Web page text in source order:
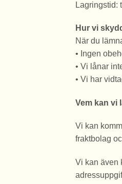
Lagringstid:
Hur vi
När du
• Ingen
• Vi lånar
• Vi har
Vem kan vi
Vi kan
fraktbolag
Vi kan även